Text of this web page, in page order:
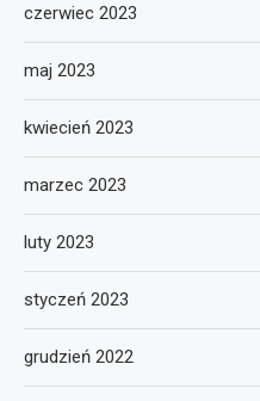
czerwiec 2023
maj 2023
kwiecień 2023
marzec 2023
luty 2023
styczeń 2023
grudzień 2022